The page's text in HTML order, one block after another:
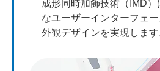
成形同時加飾技術（IMD）
なユーザーインターフェ
外観デザインを実現します